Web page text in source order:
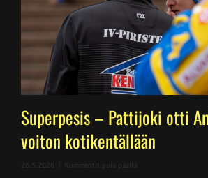
Superpesis – Pattijoki otti
voiton kotikentällään
26.5.2026 Kommentit pois päältä